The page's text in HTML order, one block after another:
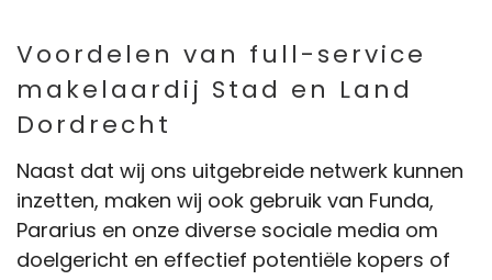
Voordelen van full-service
makelaardij Stad en Land
Dordrecht
Naast dat wij ons uitgebreide netwerk kunnen
inzetten, maken wij ook gebruik van Funda,
Pararius en onze diverse sociale media om
doelgericht en effectief potentiële kopers of